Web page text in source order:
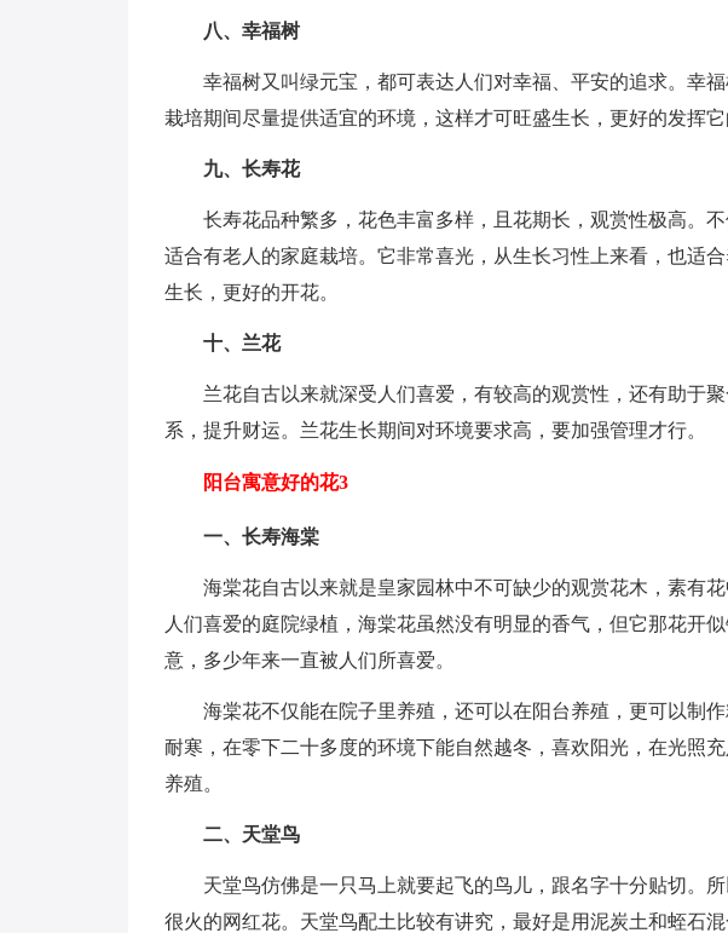
八、幸福树
幸福树又叫绿元宝，都可表达人们对幸福、平安的追求。幸
栽培期间尽量提供适宜的环境，这样才可旺盛生长，更好的发挥它
九、长寿花
长寿花品种繁多，花色丰富多样，且花期长，观赏性极高。
适合有老人的家庭栽培。它非常喜光，从生长习性上来看，也适
生长，更好的开花。
十、兰花
兰花自古以来就深受人们喜爱，有较高的观赏性，还有助于
系，提升财运。兰花生长期间对环境要求高，要加强管理才行。
阳台寓意好的花3
一、长寿海棠
海棠花自古以来就是皇家园林中不可缺少的观赏花木，素有
人们喜爱的庭院绿植，海棠花虽然没有明显的香气，但它那花开
意，多少年来一直被人们所喜爱。
海棠花不仅能在院子里养殖，还可以在阳台养殖，更可以制
耐寒，在零下二十多度的环境下能自然越冬，喜欢阳光，在光照
养殖。
二、天堂鸟
天堂鸟仿佛是一只马上就要起飞的鸟儿，跟名字十分贴切。
很火的网红花。天堂鸟配土比较有讲究，最好是用泥炭土和蛭石混